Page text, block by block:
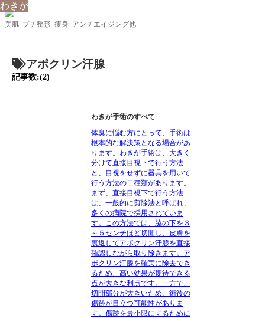
美肌･プチ整形･痩身･アンチエイジング他
アポクリン汗腺
記事数:(2)
わきが
わきが手術のすべて
体臭に悩む方にとって、手術は
根本的な解決策となる場合があ
ります。わきが手術は、大きく
分けて直接目視下で行う方法
と、目視をせずに器具を用いて
行う方法の二種類があります。
まず、直接目視下で行う方法
は、一般的に剪除法と呼ばれ、
多くの病院で採用されていま
す。この方法では、脇の下を３
～５センチほど切開し、皮膚を
裏返してアポクリン汗腺を直接
確認しながら取り除きます。ア
ポクリン汗腺を確実に除去でき
るため、高い効果が期待できる
点が大きな利点です。一方で、
切開部分が大きいため、術後の
傷跡が目立つ可能性がありま
す。傷跡を最小限にするために
わきが